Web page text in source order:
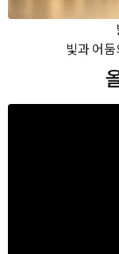
빛과 어